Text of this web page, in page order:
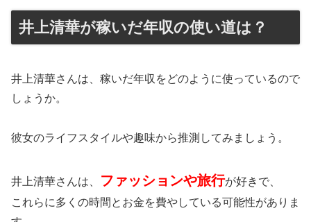
井上清華が稼いだ年収の使い道は？
井上清華さんは、稼いだ年収をどのように使っているので
しょうか。
彼女のライフスタイルや趣味から推測してみましょう。
井上清華さんは、 ファッションや旅行が好きで、
これらに多くの時間とお金を費やしている可能性がありま